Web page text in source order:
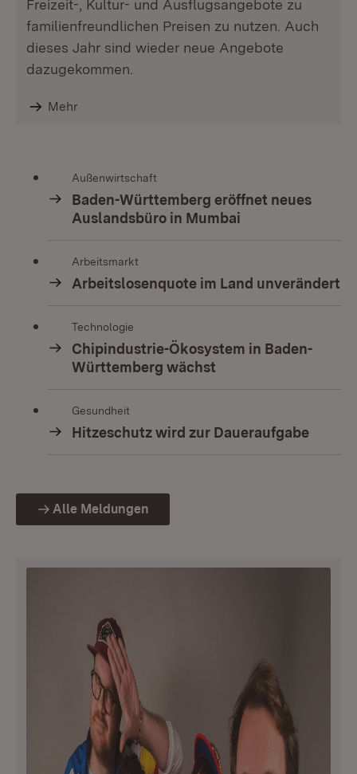
Freizeit-, Kultur- und Ausflugsangebote zu
familienfreundlichen Preisen zu nutzen. Auch
dieses Jahr sind wieder neue Angebote
dazugekommen.
Mehr
Außenwirtschaft
Baden-Württemberg eröffnet neues
Auslandsbüro in Mumbai
Arbeitsmarkt
Arbeitslosenquote im Land unverändert
Technologie
Chipindustrie-Ökosystem in Baden-
Württemberg wächst
Gesundheit
Hitzeschutz wird zur Daueraufgabe
Alle Meldungen